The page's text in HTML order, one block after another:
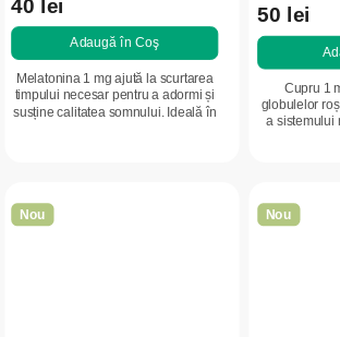
40 lei
Adaugă în Coş
Melatonina 1 mg ajută la scurtarea
timpului necesar pentru a adormi și
susține calitatea somnului. Ideală în
50 lei
Cupru 1
globulelor
a sistemului
Nou Nou